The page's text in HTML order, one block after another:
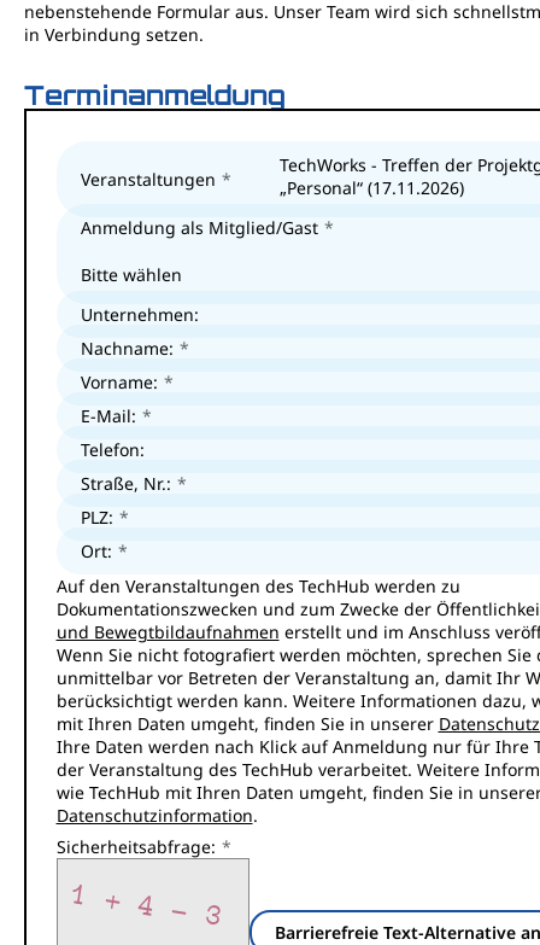
nebenstehende Formular aus. Unser Team wird sich
in Verbindung setzen.
Terminanmeldung
Veranstaltungen
TechWorks - Treffen der
„Personal“ (17.11.2026)
Anmeldung als Mitglied/Gast
Bitte wählen
Unternehmen:
Nachname:
Vorname:
E-Mail:
Telefon:
Straße, Nr.:
PLZ:
Ort:
Auf den Veranstaltungen des TechHub werden zu
Dokumentationszwecken und zum Zwecke der
und Bewegtbildaufnahmen erstellt und im Anschluss
Wenn Sie nicht fotografiert werden möchten, sprechen Sie
unmittelbar vor Betreten der Veranstaltung an, damit Ihr
berücksichtigt werden kann. Weitere Informationen dazu,
mit Ihren Daten umgeht, finden Sie in unserer
Ihre Daten werden nach Klick auf Anmeldung nur für Ihre
der Veranstaltung des TechHub verarbeitet. Weitere
wie TechHub mit Ihren Daten umgeht, finden Sie in
Datenschutzinformation.
Sicherheitsabfrage:
Barrierefreie Text-Alternative